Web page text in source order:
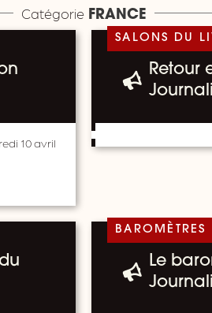
Catégorie FRANCE
10 avril
SALONS DU
Retour
BAROMÈTRES
Le